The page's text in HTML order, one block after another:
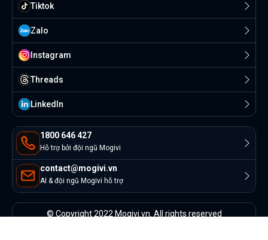
1800 646 427
Hỗ trợ bởi đội ngũ Mogivi
contact@mogivi.vn
AI & đội ngũ Mogivi hỗ trợ
Tiktok
Zalo
Instagram
Threads
Linkedln
© Copyright 2022 Mogivi.vn. All rights reserved